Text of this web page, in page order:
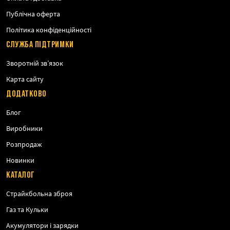
Публічна оферта
Політика конфіденційності
СЛУЖБА ПІДТРИМКИ
Зворотній зв’язок
Карта сайту
ДОДАТКОВО
Блог
Виробники
Розпродаж
Новинки
КАТАЛОГ
Страйкбольна зброя
Газ та Кульки
Акумулятори і зарядки